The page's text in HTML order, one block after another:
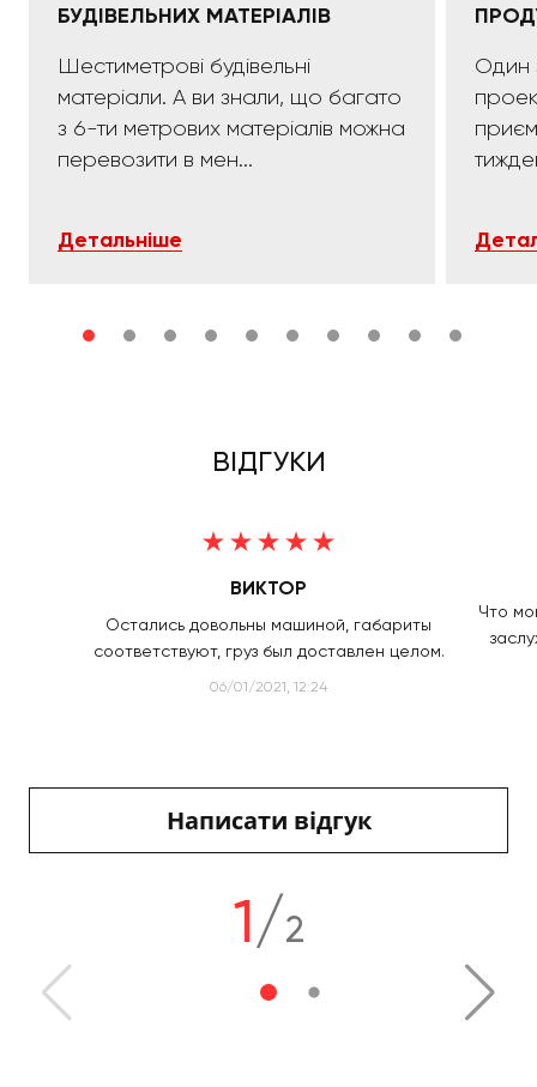
БУДІВЕЛЬНИХ МАТЕРІАЛІВ
Шестиметрові будівельні
матеріали. А ви знали, що багато
з 6-ти метрових матеріалів можна
перевозити в мен...
Детальніше
Один
приємних:)).
ВІДГУКИ
Остались довольны машиной, габариты
соответствуют, груз был доставлен целом.
ВИКТОР
06/01/2021, 12:24
Что
Написати відгук
1/2